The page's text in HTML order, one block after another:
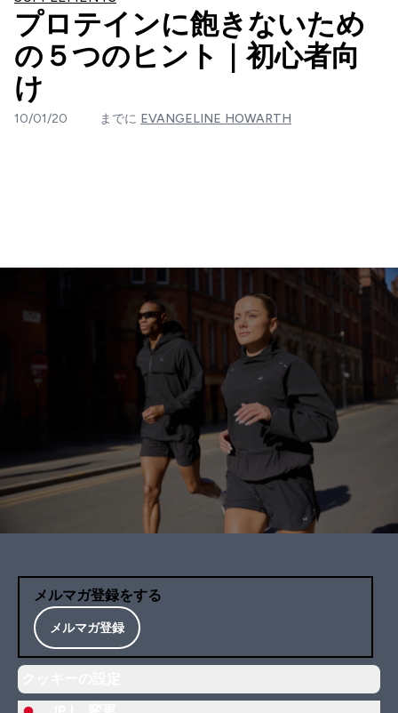
プロテインに飽きないため
の５つのヒント｜初心者向
け
10/01/20 までに EVANGELINE HOWARTH
メルマガ登録をする
メルマガ登録